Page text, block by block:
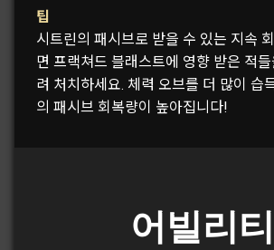
팁
시트린의 패시브로 받을 수 있는 지속
면 프랙쳐드 블래스트에 영향 받은 적
려 처치하세요. 체력 오브를 더 많이 습
의 패시브 회복량이 높아집니다!
어빌리티